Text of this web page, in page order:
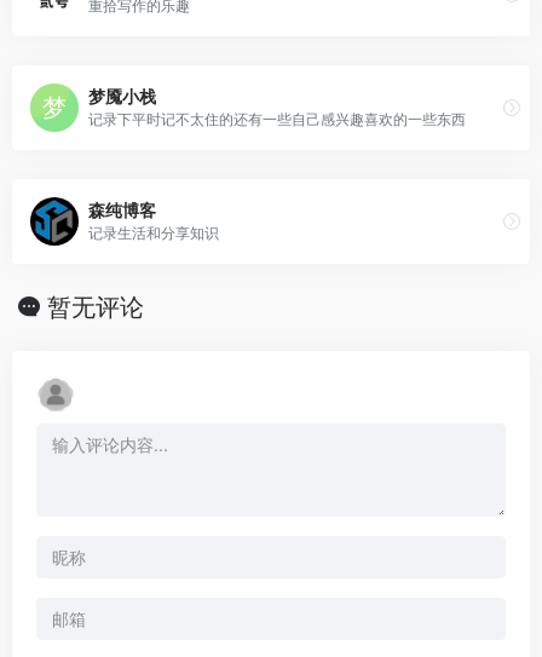
重拾写作的乐趣
梦魇小栈
记录下平时记不太住的还有一些自己感兴趣喜欢的一些东西
森纯博客
记录生活和分享知识
暂无评论